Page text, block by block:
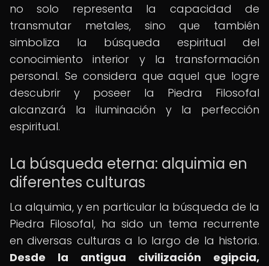
no solo representa la capacidad de
transmutar metales, sino que también
simboliza la búsqueda espiritual del
conocimiento interior y la transformación
personal. Se considera que aquel que logre
descubrir y poseer la Piedra Filosofal
alcanzará la iluminación y la perfección
espiritual.
La búsqueda eterna: alquimia en
diferentes culturas
La alquimia, y en particular la búsqueda de la
Piedra Filosofal, ha sido un tema recurrente
en diversas culturas a lo largo de la historia.
Desde la antigua civilización egipcia,